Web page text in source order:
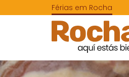
Férias em Rocha